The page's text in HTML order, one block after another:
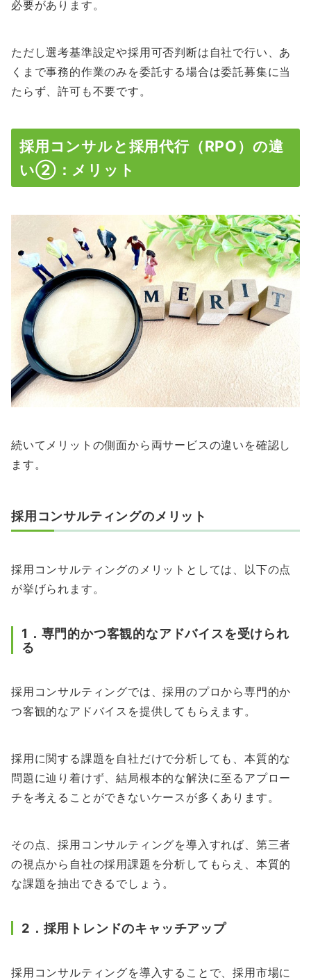
必要があります。
ただし選考基準設定や採用可否判断は自社で行い、あ
くまで事務的作業のみを委託する場合は委託募集に当
たらず、許可も不要です。
採用コンサルと採用代行（RPO）の違
い②：メリット
続いてメリットの側面から両サービスの違いを確認し
ます。
採用コンサルティングのメリット
採用コンサルティングのメリットとしては、以下の点
が挙げられます。
1．専門的かつ客観的なアドバイスを受けられ
る
採用コンサルティングでは、採用のプロから専門的か
つ客観的なアドバイスを提供してもらえます。
採用に関する課題を自社だけで分析しても、本質的な
問題に辿り着けず、結局根本的な解決に至るアプロー
チを考えることができないケースが多くあります。
その点、採用コンサルティングを導入すれば、第三者
の視点から自社の採用課題を分析してもらえ、本質的
な課題を抽出できるでしょう。
2．採用トレンドのキャッチアップ
採用コンサルティングを導入することで、採用市場に